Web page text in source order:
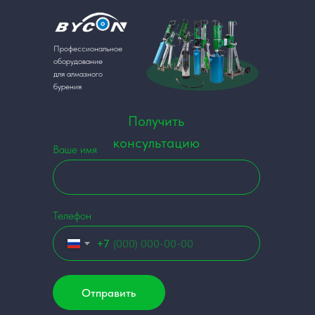
Профессиональное
оборудование
для алмазного
бурения
Получить
консультацию
Ваше имя
Телефон
+7
Отправить